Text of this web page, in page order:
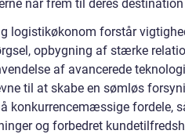
når frem til deres
logistikøkonom forstår
opbygning af stærke
af avancerede
til at skabe en sømløs
konkurrencemæssige fordele,
og forbedret